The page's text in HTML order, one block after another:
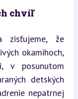
chvíľ
zisťujeme, že
okamihoch,
v posunutom
detských
nepatrnej